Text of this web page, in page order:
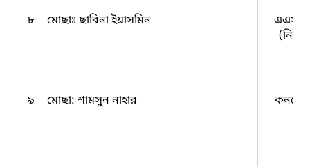
৮ মোছাঃ ছাবিনা ইয়াসমিন
৯ মোছা: শামসুন নাহার